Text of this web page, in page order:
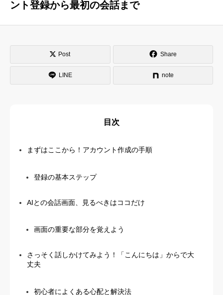
ント登録から最初の会話まで
Post Share
LINE note
目次
まずはここから！アカウント作成の手順
登録の基本ステップ
AIとの会話画面、見るべきはココだけ
画面の重要な部分を覚えよう
さっそく話しかけてみよう！「こんにちは」からで大
丈夫
初心者によくある心配と解決法
テラゴヤ週報
お問い合わせ
運営支援・ご協力
ご利用規約